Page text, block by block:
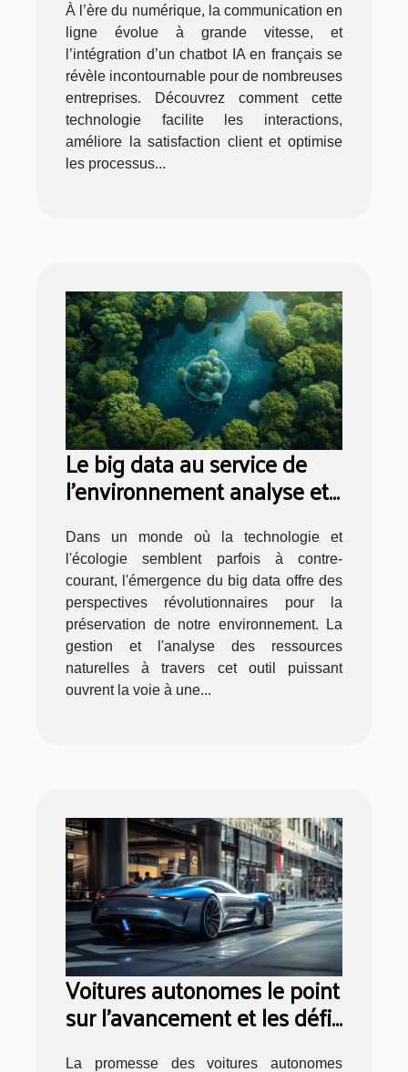
À l’ère du numérique, la communication en
ligne évolue à grande vitesse, et
l’intégration d’un chatbot IA en français se
révèle incontournable pour de nombreuses
entreprises. Découvrez comment cette
technologie facilite les interactions,
améliore la satisfaction client et optimise
les processus...
Le big data au service de
l'environnement analyse et
gestion des ressources
naturelles
Dans un monde où la technologie et
l'écologie semblent parfois à contre-
courant, l'émergence du big data offre des
perspectives révolutionnaires pour la
préservation de notre environnement. La
gestion et l'analyse des ressources
naturelles à travers cet outil puissant
ouvrent la voie à une...
Voitures autonomes le point
sur l'avancement et les défis
La promesse des voitures autonomes